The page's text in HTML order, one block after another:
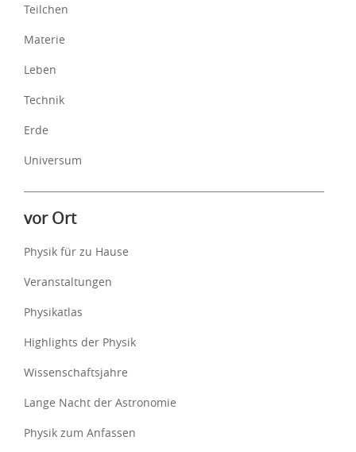
Teilchen
Materie
Leben
Technik
Erde
Universum
vor Ort
Physik für zu Hause
Veranstaltungen
Physikatlas
Highlights der Physik
Wissenschaftsjahre
Lange Nacht der Astronomie
Physik zum Anfassen